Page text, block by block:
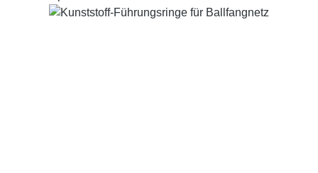
Bildergalerie überspringen